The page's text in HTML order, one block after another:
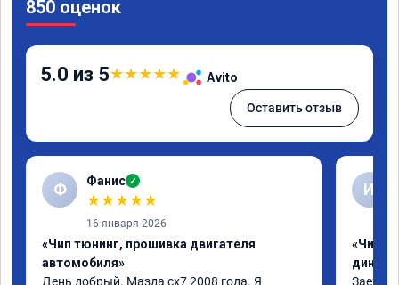
850 оценок
5.0 из 5★★★★★ Avito
Оставить отзыв
Ф Фанис ✓
★★★★★
16 января 2026
«Чип тюнинг, прошивка двигателя
автомобиля»
День добрый. Мазда сх7 2008 года. Я
И
«Чип
Заехал